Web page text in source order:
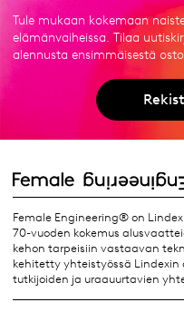
Tule mukaan kokemaan
elämänvaiheissa. Tilaa
alennusta ensimmäisestä
Female Engineering® on
70-vuoden kokemus
kehon tarpeisiin vastaavan
kehitetty yhteistyössä
tutkijoiden ja uraauurtavien